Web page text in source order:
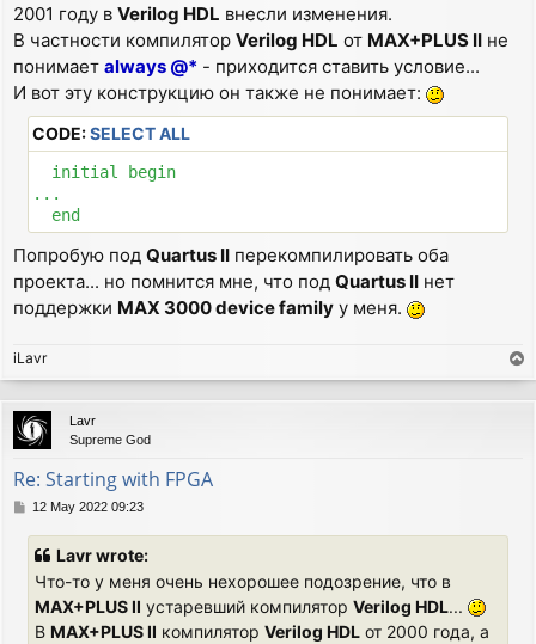
2001 году в Verilog HDL внесли изменения.
В частности компилятор Verilog HDL от MAX+PLUS II не
понимает always @* - приходится ставить условие...
И вот эту конструкцию он также не понимает:
CODE:SELECT ALL
  initial begin
...
  end
Попробую под Quartus II перекомпилировать оба
проекта... но помнится мне, что под Quartus II нет
поддержки MAX 3000 device family у меня.
iLavr
o
p
Lavr
Supreme God
Re: Starting with FPGA
P12 May 2022 09:23
Lavr wrote:
Что-то у меня очень нехорошее подозрение, что в
MAX+PLUS II устаревший компилятор Verilog HDL...
В MAX+PLUS II компилятор Verilog HDL от 2000 года, а